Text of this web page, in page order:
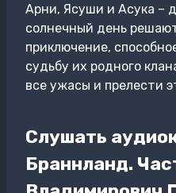
Арни, Ясуши и Асука –
солнечный день
приключение,
судьбу их родного
все ужасы и прелести
Слушать
Браннланд.